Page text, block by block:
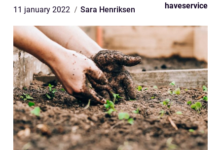
11 january 2022 Sara Henriksen haveservice